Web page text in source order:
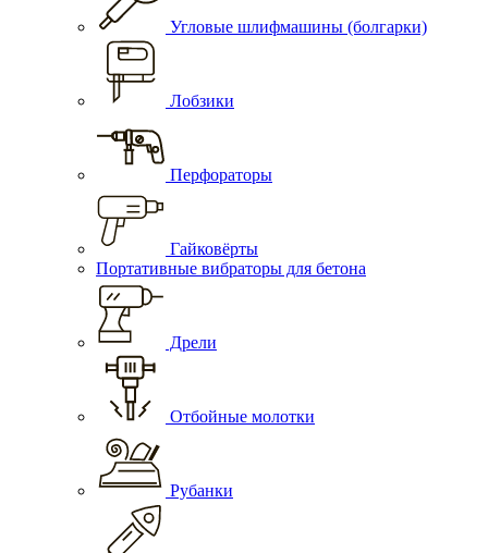
Угловые шлифмашины (болгарки)
Лобзики
Перфораторы
Гайковёрты
Портативные вибраторы для бетона
Дрели
Отбойные молотки
Рубанки